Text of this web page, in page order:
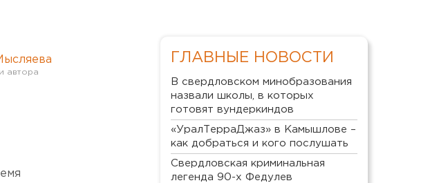
ГЛАВНЫЕ НОВОСТИ
В свердловском минобразования
назвали школы, в которых
готовят вундеркиндов
«УралТерраДжаз» в Камышлове –
как добраться и кого послушать
Свердловская криминальная
легенда 90-х Федулев